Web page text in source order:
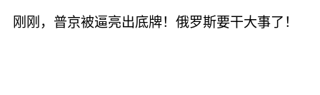
刚刚，普京被逼亮出底牌！俄罗斯要干大事了！